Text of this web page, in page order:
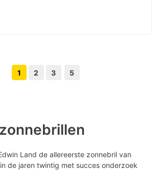
Vorige pagina knop
1 2 3 5
Land de allereerste zonnebril van
de jaren twintig met succes onderzoek